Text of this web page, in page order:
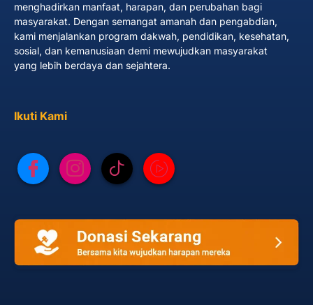
menghadirkan manfaat, harapan, dan perubahan bagi
masyarakat. Dengan semangat amanah dan pengabdian,
kami menjalankan program dakwah, pendidikan, kesehatan,
sosial, dan kemanusiaan demi mewujudkan masyarakat
yang lebih berdaya dan sejahtera.
Ikuti Kami